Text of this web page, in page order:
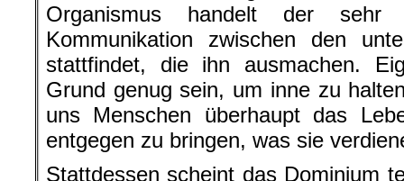
Organismus handelt der
Kommunikation zwischen den
stattfindet, die ihn ausmachen.
Grund genug sein, um inne zu
uns Menschen überhaupt das
entgegen zu bringen, was sie
Stattdessen scheint das Dominium